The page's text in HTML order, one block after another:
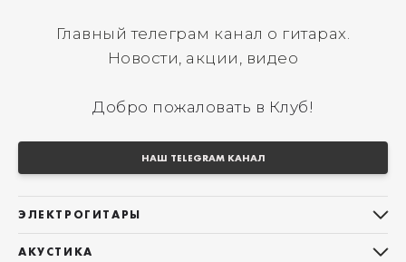
Главный телеграм канал о гитарах.
Новости, акции, видео
Добро пожаловать в Клуб!
НАШ TELEGRAM КАНАЛ
ЭЛЕКТРОГИТАРЫ
АКУСТИКА